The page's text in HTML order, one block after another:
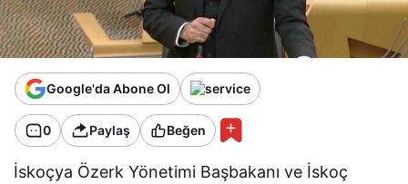
Google'da Abone Ol
0 Paylaş Beğen
İskoçya Özerk Yönetimi Başbakanı ve İskoç